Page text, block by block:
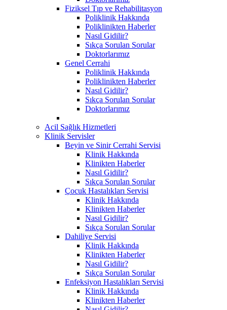
Fiziksel Tıp ve Rehabilitasyon
Poliklinik Hakkında
Poliklinikten Haberler
Nasıl Gidilir?
Sıkça Sorulan Sorular
Doktorlarımız
Genel Cerrahi
Poliklinik Hakkında
Poliklinikten Haberler
Nasıl Gidilir?
Sıkça Sorulan Sorular
Doktorlarımız
Acil Sağlık Hizmetleri
Klinik Servisler
Beyin ve Sinir Cerrahi Servisi
Klinik Hakkında
Klinikten Haberler
Nasıl Gidilir?
Sıkça Sorulan Sorular
Çocuk Hastalıkları Servisi
Klinik Hakkında
Klinikten Haberler
Nasıl Gidilir?
Sıkça Sorulan Sorular
Dahiliye Servisi
Klinik Hakkında
Klinikten Haberler
Nasıl Gidilir?
Sıkça Sorulan Sorular
Enfeksiyon Hastalıkları Servisi
Klinik Hakkında
Klinikten Haberler